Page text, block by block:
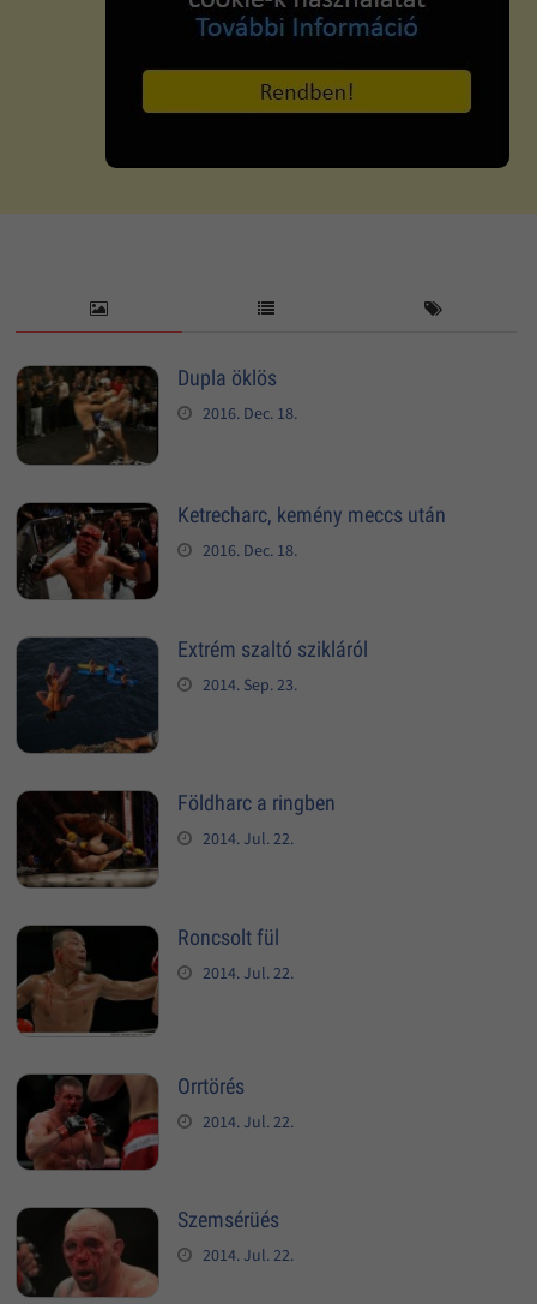
Dupla öklös
2016. Dec. 18.
Ketrecharc, kemény meccs után
2016. Dec. 18.
Extrém szaltó szikláról
2014. Sep. 23.
Földharc a ringben
2014. Jul. 22.
Roncsolt fül
2014. Jul. 22.
Orrtörés
2014. Jul. 22.
Szemsérüés
2014. Jul. 22.